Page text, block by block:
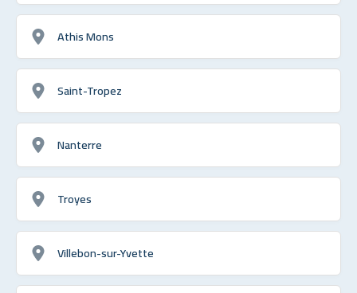
Athis Mons
Saint-Tropez
Nanterre
Troyes
Villebon-sur-Yvette